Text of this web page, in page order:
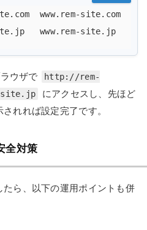
www.rem-site.com
ウザで
http://rem-
site.jp
にアクセスし、先ほど
れれば設定完了です。
全対策
ら、以下の運用ポイントも併